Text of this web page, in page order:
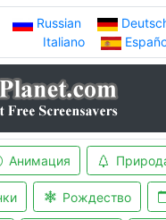
Russian
Italiano
Анимация
Рождество